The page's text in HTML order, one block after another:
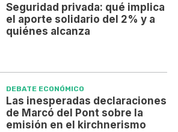
Seguridad privada: qué implica
el aporte solidario del 2% y a
quiénes alcanza
DEBATE ECONÓMICO
Las inesperadas declaraciones
de Marcó del Pont sobre la
emisión en el kirchnerismo